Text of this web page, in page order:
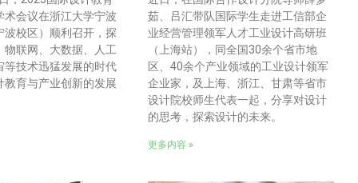
术会议在浙江大学宁波
波校区）顺利召开，探
物联网、大数据、人工
等技术迅猛发展的时代
教育与产业创新的发展
茹、吕汇带队国际学生走进工信部企
业经营管理领军人才工业设计高研班
（上海站），同全国30余个省市地
区、40余个产业领域的工业设计领军
企业家，及上海、浙江、甘肃等省市
设计院校师生代表一起，分享对设计
的思考，探索设计的未来。
更多内容 »